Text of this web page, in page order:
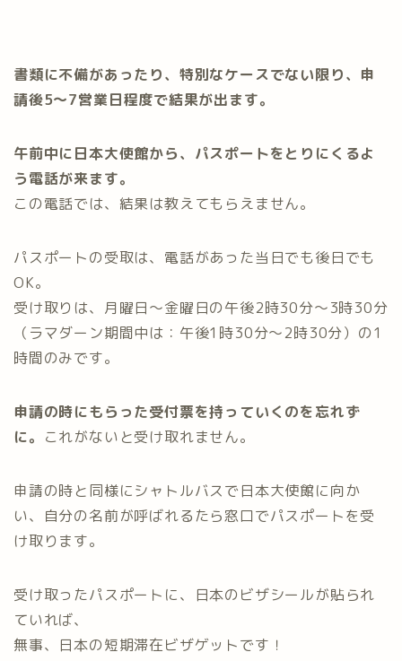
書類に不備があったり、特別なケースでない限り、申
請後5〜7営業日程度で結果が出ます。
午前中に日本大使館から、パスポートをとりにくるよ
う電話が来ます。
この電話では、結果は教えてもらえません。
パスポートの受取は、電話があった当日でも後日でも
OK。
受け取りは、月曜日～金曜日の午後2時30分～3時30分
（ラマダーン期間中は：午後1時30分～2時30分）の1
時間のみです。
申請の時にもらった受付票を持っていくのを忘れず
に。 これがないと受け取れません。
申請の時と同様にシャトルバスで日本大使館に向か
い、自分の名前が呼ばれるたら窓口でパスポートを受
け取ります。
受け取ったパスポートに、日本のビザシールが貼られ
ていれば、
無事、日本の短期滞在ビザゲットです！